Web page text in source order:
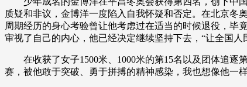
质疑和非议，金博洋一度陷入自我怀疑和否定。在北京冬
周期经历的身心考验曾让他考虑过在适当的时候退役，毕
审视了自己的内心，他已经决定继续坚持下去，“让全国
在收获了女子1500米、1000米的第15名以及团体追逐
赛，被他敢于突破、勇于拼搏的精神感染，我也想像他一